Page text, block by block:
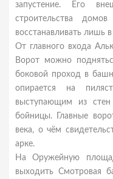
запустение. Его
строительства
восстанавливать лишь
От главного входа
Ворот можно
боковой проход в
опирается на
выступающим из
бойницы. Главные
века, о чём
арке.
На Оружейную
выходить Смотровая